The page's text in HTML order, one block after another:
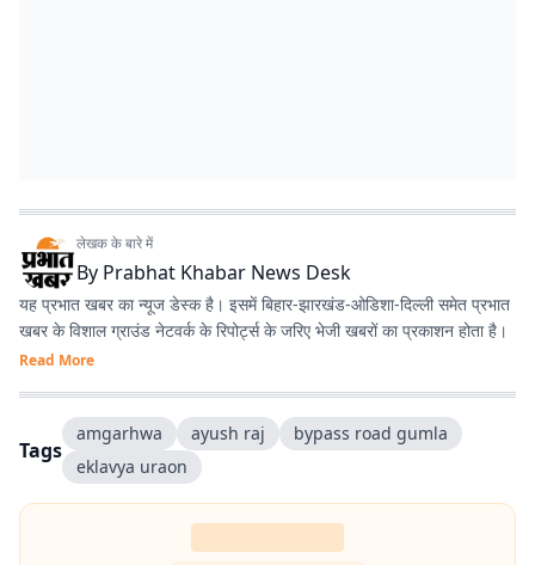
लेखक के बारे में
By Prabhat Khabar News Desk
यह प्रभात खबर का न्यूज डेस्क है। इसमें बिहार-झारखंड-ओडिशा-दिल्‍ली समेत प्रभात
खबर के विशाल ग्राउंड नेटवर्क के रिपोर्ट्स के जरिए भेजी खबरों का प्रकाशन होता है।
Read More
Tags
amgarhwa ayush raj
bypass road gumla
eklavya uraon